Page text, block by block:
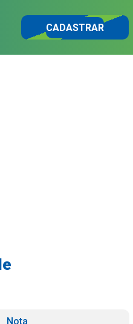
CADASTRAR
Nota